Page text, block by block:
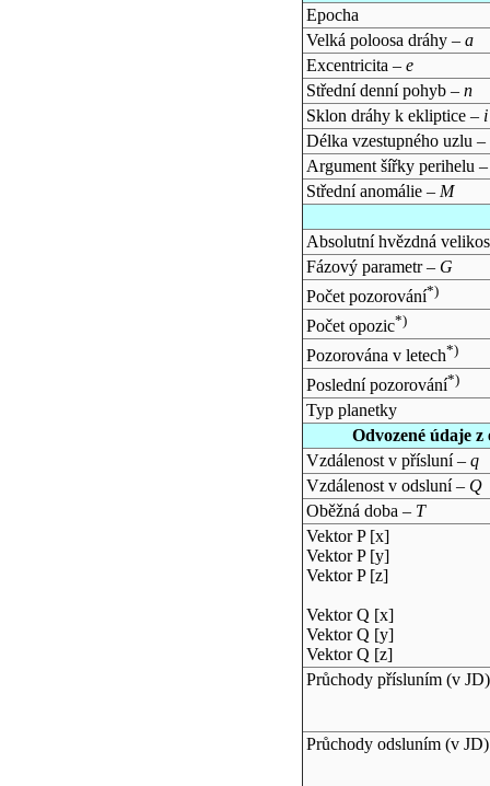
Epocha
Velká poloosa dráhy – a
Excentricita – e
Střední denní pohyb – n
Sklon dráhy k ekliptice – i
Délka vzestupného uzlu –
Argument šířky perihelu
Střední anomálie – M
Absolutní hvězdná
Fázový parametr – G
Počet pozorování*)
Počet opozic*)
Pozorována v letech*)
Poslední pozorování*)
Typ planetky
Odvozené údaje
Vzdálenost v přísluní – q
Vzdálenost v odsluní – Q
Oběžná doba – T
Vektor P [x]
Vektor P [y]
Vektor P [z]
Vektor Q [x]
Vektor Q [y]
Vektor Q [z]
Průchody přísluním (v JD)
Průchody odsluním (v JD)